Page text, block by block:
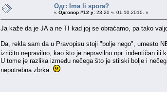
Одг: Ima li spora?
« Одговор #12 у: 23.20 ч. 01.10.2010. »
Ja kaže da je JA a ne TI kad joj se obraćamo, pa tako
Da, rekla sam da u Pravopisu stoji "bolje nego", umesto
izričito nepravilno, kao što je nepravilno npr. indentičan ili
U tome je razlika između nečega što je stilski bolje i
nepotrebna zbrka.